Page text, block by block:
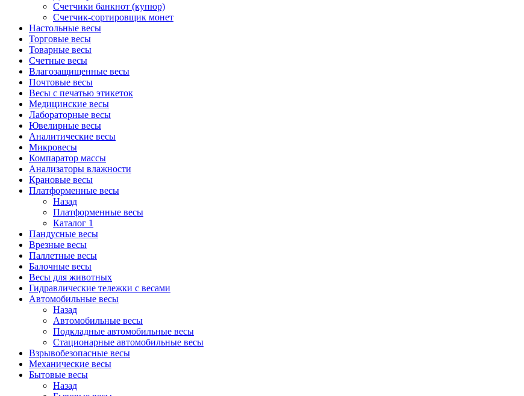
Cчетчики банкнот (купюр)
Счетчик-сортировщик монет
Настольные весы
Торговые весы
Товарные весы
Счетные весы
Влагозащищенные весы
Почтовые весы
Весы с печатью этикеток
Медицинские весы
Лабораторные весы
Ювелирные весы
Аналитические весы
Микровесы
Компаратор массы
Анализаторы влажности
Крановые весы
Платформенные весы
Назад
Платформенные весы
Каталог 1
Пандусные весы
Врезные весы
Паллетные весы
Балочные весы
Весы для животных
Гидравлические тележки с весами
Автомобильные весы
Назад
Автомобильные весы
Подкладные автомобильные весы
Стационарные автомобильные весы
Взрывобезопасные весы
Механические весы
Бытовые весы
Назад